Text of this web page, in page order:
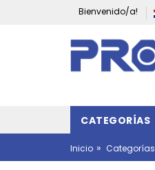
Bienvenido/a!
CATEGORÍAS
Inicio » Categorías